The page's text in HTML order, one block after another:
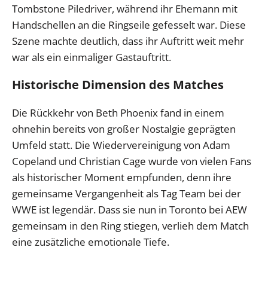
Tombstone Piledriver, während ihr Ehemann mit
Handschellen an die Ringseile gefesselt war. Diese
Szene machte deutlich, dass ihr Auftritt weit mehr
war als ein einmaliger Gastauftritt.
Historische Dimension des Matches
Die Rückkehr von Beth Phoenix fand in einem
ohnehin bereits von großer Nostalgie geprägten
Umfeld statt. Die Wiedervereinigung von Adam
Copeland und Christian Cage wurde von vielen Fans
als historischer Moment empfunden, denn ihre
gemeinsame Vergangenheit als Tag Team bei der
WWE ist legendär. Dass sie nun in Toronto bei AEW
gemeinsam in den Ring stiegen, verlieh dem Match
eine zusätzliche emotionale Tiefe.